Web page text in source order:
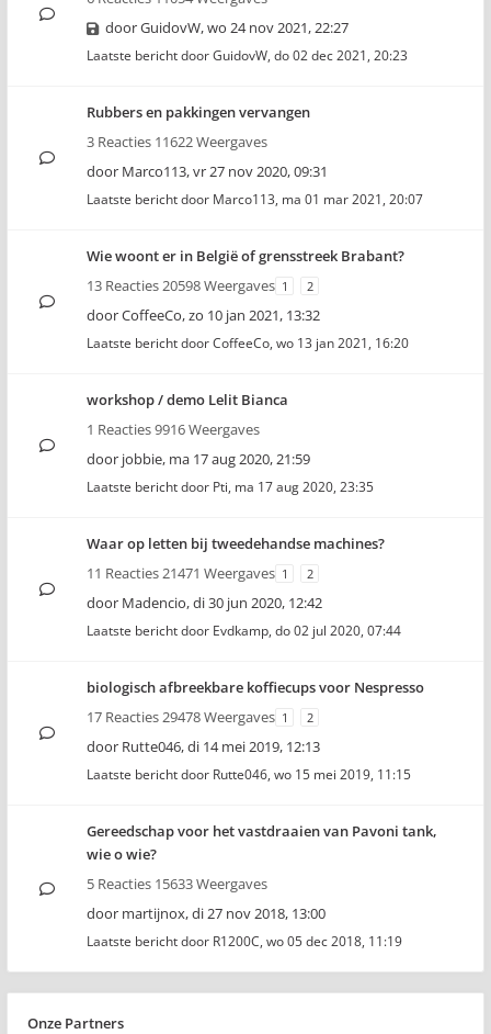
doorGuidovW,wo 24 nov 2021, 22:27
Laatste bericht doorGuidovW, do 02 dec 2021, 20:23
Rubbers en pakkingen vervangen
3 Reacties 11622 Weergaves
door Marco113,vr 27 nov 2020, 09:31
Laatste bericht door Marco113, ma 01 mar 2021, 20:07
Wie woont er in België of grensstreek Brabant?
13 Reacties 20598 Weergaves 1 2
doorCoffeeCo,zo 10 jan 2021, 13:32
Laatste bericht doorCoffeeCo, wo 13 jan 2021, 16:20
workshop / demo Lelit Bianca
1 Reacties 9916 Weergaves
door jobbie, ma 17 aug 2020, 21:59
Laatste bericht door Pti, ma 17 aug 2020, 23:35
Waar op letten bij tweedehandse machines?
11 Reacties 21471 Weergaves 1 2
door Madencio,di 30 jun 2020, 12:42
Laatste bericht door Evdkamp, do 02 jul 2020, 07:44
biologisch afbreekbare koffiecups voor Nespresso
17 Reacties 29478 Weergaves 1 2
door Rutte046,di 14 mei 2019, 12:13
Laatste bericht door Rutte046, wo 15 mei 2019, 11:15
Gereedschap voor het vastdraaien van Pavoni tank,
wie o wie?
5 Reacties 15633 Weergaves
door martijnox,di 27 nov 2018, 13:00
Laatste bericht door R1200C, wo 05 dec 2018, 11:19
Onze Partners